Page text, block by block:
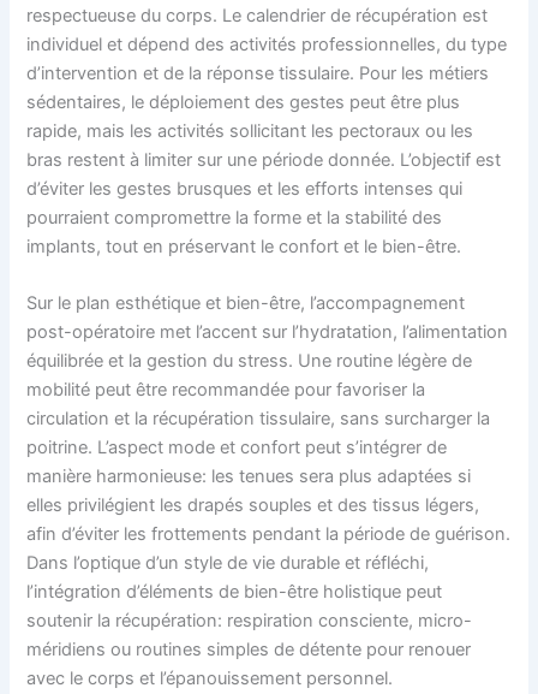
respectueuse du corps. Le calendrier de récupération est
individuel et dépend des activités professionnelles, du type
d’intervention et de la réponse tissulaire. Pour les métiers
sédentaires, le déploiement des gestes peut être plus
rapide, mais les activités sollicitant les pectoraux ou les
bras restent à limiter sur une période donnée. L’objectif est
d’éviter les gestes brusques et les efforts intenses qui
pourraient compromettre la forme et la stabilité des
implants, tout en préservant le confort et le bien-être.
Sur le plan esthétique et bien-être, l’accompagnement
post-opératoire met l’accent sur l’hydratation, l’alimentation
équilibrée et la gestion du stress. Une routine légère de
mobilité peut être recommandée pour favoriser la
circulation et la récupération tissulaire, sans surcharger la
poitrine. L’aspect mode et confort peut s’intégrer de
manière harmonieuse: les tenues sera plus adaptées si
elles privilégient les drapés souples et des tissus légers,
afin d’éviter les frottements pendant la période de guérison.
Dans l’optique d’un style de vie durable et réfléchi,
l’intégration d’éléments de bien-être holistique peut
soutenir la récupération: respiration consciente, micro-
méridiens ou routines simples de détente pour renouer
avec le corps et l’épanouissement personnel.